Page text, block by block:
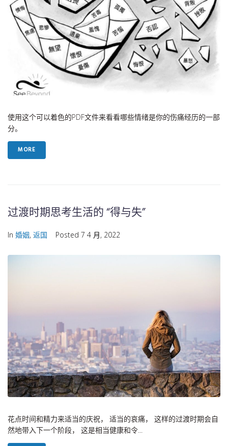
使用这个可以着色的PDF文件来看看哪些情绪是你的伤痛经历的一部
分。
MORE
过渡时期思考生活的 “得与失”
In 婚姻, 返国 Posted 7 4 月, 2022
花点时间和精力来适当的庆祝， 适当的哀痛， 这样的过渡时期会自
然地带入下一个阶段， 这是相当健康和令...